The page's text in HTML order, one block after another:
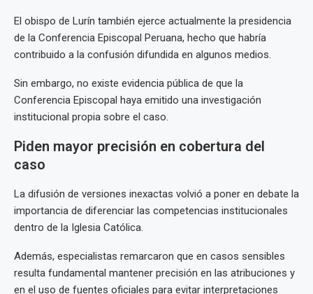
El obispo de Lurín también ejerce actualmente la presidencia
de la Conferencia Episcopal Peruana, hecho que habría
contribuido a la confusión difundida en algunos medios.
Sin embargo, no existe evidencia pública de que la
Conferencia Episcopal haya emitido una investigación
institucional propia sobre el caso.
Piden mayor precisión en cobertura del
caso
La difusión de versiones inexactas volvió a poner en debate la
importancia de diferenciar las competencias institucionales
dentro de la Iglesia Católica.
Además, especialistas remarcaron que en casos sensibles
resulta fundamental mantener precisión en las atribuciones y
en el uso de fuentes oficiales para evitar interpretaciones